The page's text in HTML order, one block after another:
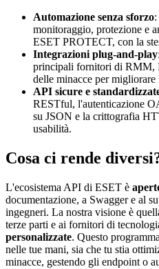
Automazione senza sforzo
monitoraggio, protezione e
ESET PROTECT, con la
Integrazioni plug-and-play
principali fornitori di RMM,
delle minacce per
API sicure e
RESTful, l'autenticazione
su JSON e la crittografia
usabilità.
Cosa ci rende
L'ecosistema API di ESET è
documentazione, a Swagger e al
ingegneri. La nostra visione è
terze parti e ai fornitori di
personalizzate. Questo
nelle tue mani, sia che tu stia
minacce, gestendo gli endpoint o